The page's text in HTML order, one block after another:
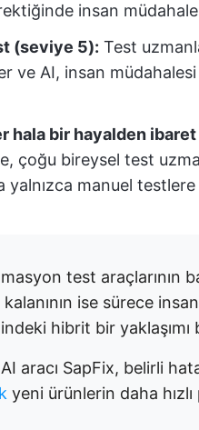
insan
(seviye 5): Test
ve AI, insan
hala bir hayalden
çoğu bireysel test
yalnızca manuel
test araçlarının
ise sürece
hibrit bir yaklaşımı
aracı SapFix, belirli
yeni ürünlerin daha